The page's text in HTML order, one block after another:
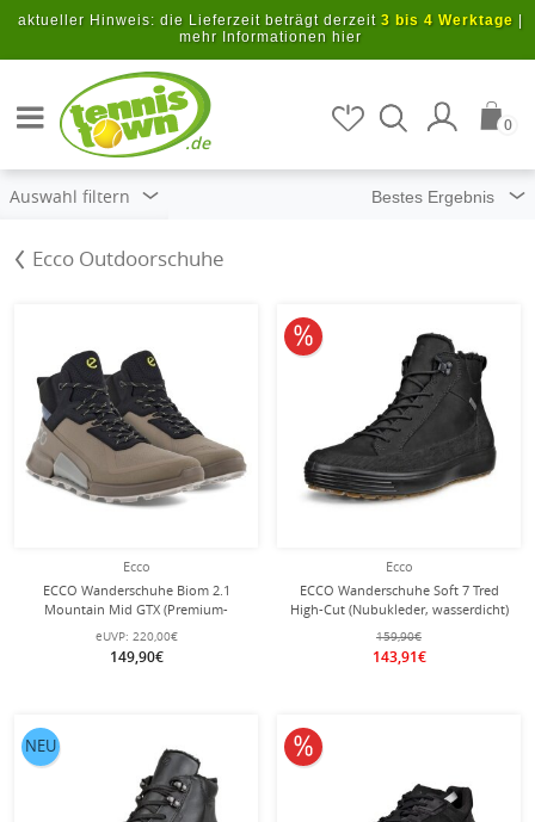
Zum Hauptinhalt springen
aktueller Hinweis: die Lieferzeit beträgt derzeit 3 bis 4 Werktage
mehr Informationen hier
.de
0
Auswahl filtern
Ecco Outdoorschuhe
Ecco
ECCO Wanderschuhe Biom 2.1
Mountain Mid GTX (Premium-
Nubukleder, wasserdicht)
beigebraun/schwarz Herren
eUVP: 220,00€
149,90€
Ecco
ECCO Wanderschuhe Soft 7 Tred
High-Cut (Nubukleder, wasserdicht)
schwarz Herren
159,90€
143,91€
10% reduziert
NEU 10% reduziert